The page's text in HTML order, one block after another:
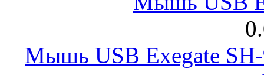
Мышь USB Exegate